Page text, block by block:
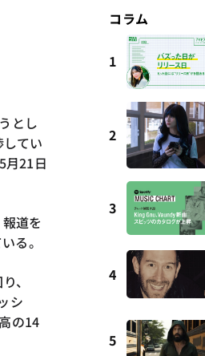
とし
てい
月21日
道を
る。
、
シ
の14
コラム
1
2
3
4
5